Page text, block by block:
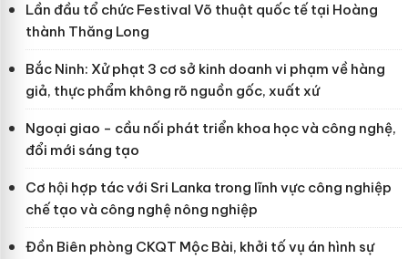
Lần đầu tổ chức Festival Võ thuật quốc tế tại Hoàng
thành Thăng Long
Bắc Ninh: Xử phạt 3 cơ sở kinh doanh vi phạm về hàng
giả, thực phẩm không rõ nguồn gốc, xuất xứ
Ngoại giao - cầu nối phát triển khoa học và công nghệ,
đổi mới sáng tạo
Cơ hội hợp tác với Sri Lanka trong lĩnh vực công nghiệp
chế tạo và công nghệ nông nghiệp
Đồn Biên phòng CKQT Mộc Bài, khởi tố vụ án hình sự